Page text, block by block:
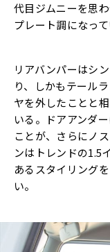
代目ジムニーを思
プレート調になっ
リアバンパーはシ
り、しかもテール
ヤを外したことと
いる。ドアアンダ
ことが、さらにノ
ンはトレンドの1.5
あるスタイリング
い。